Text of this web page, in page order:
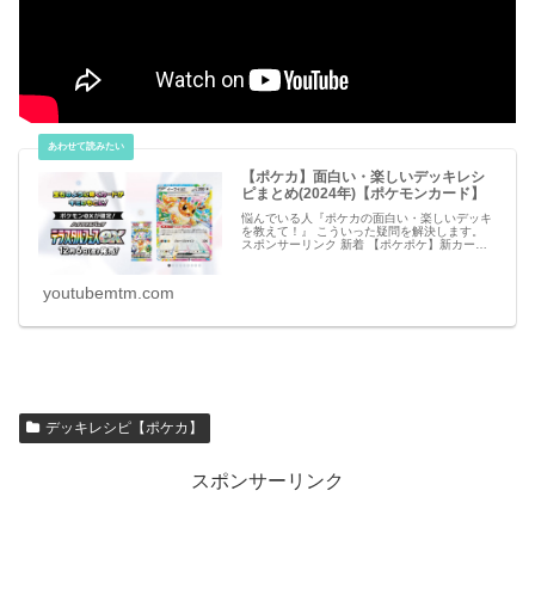
【ポケカ】面白い・楽しいデッキレシ
ピまとめ(2024年)【ポケモンカード】
悩んでいる人『ポケカの面白い・楽しいデッキ
を教えて！』 こういった疑問を解決します。
スポンサーリンク 新着 【ポケポケ】新カー
youtubemtm.com
デッキレシピ【ポケカ】
スポンサーリンク